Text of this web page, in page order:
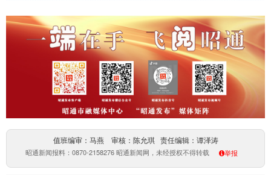
值班编审：马燕 审核：陈允琪 责任编辑：谭泽涛
昭通新闻报料：0870-2158276 昭通新闻网，未经授权不得转载 举报